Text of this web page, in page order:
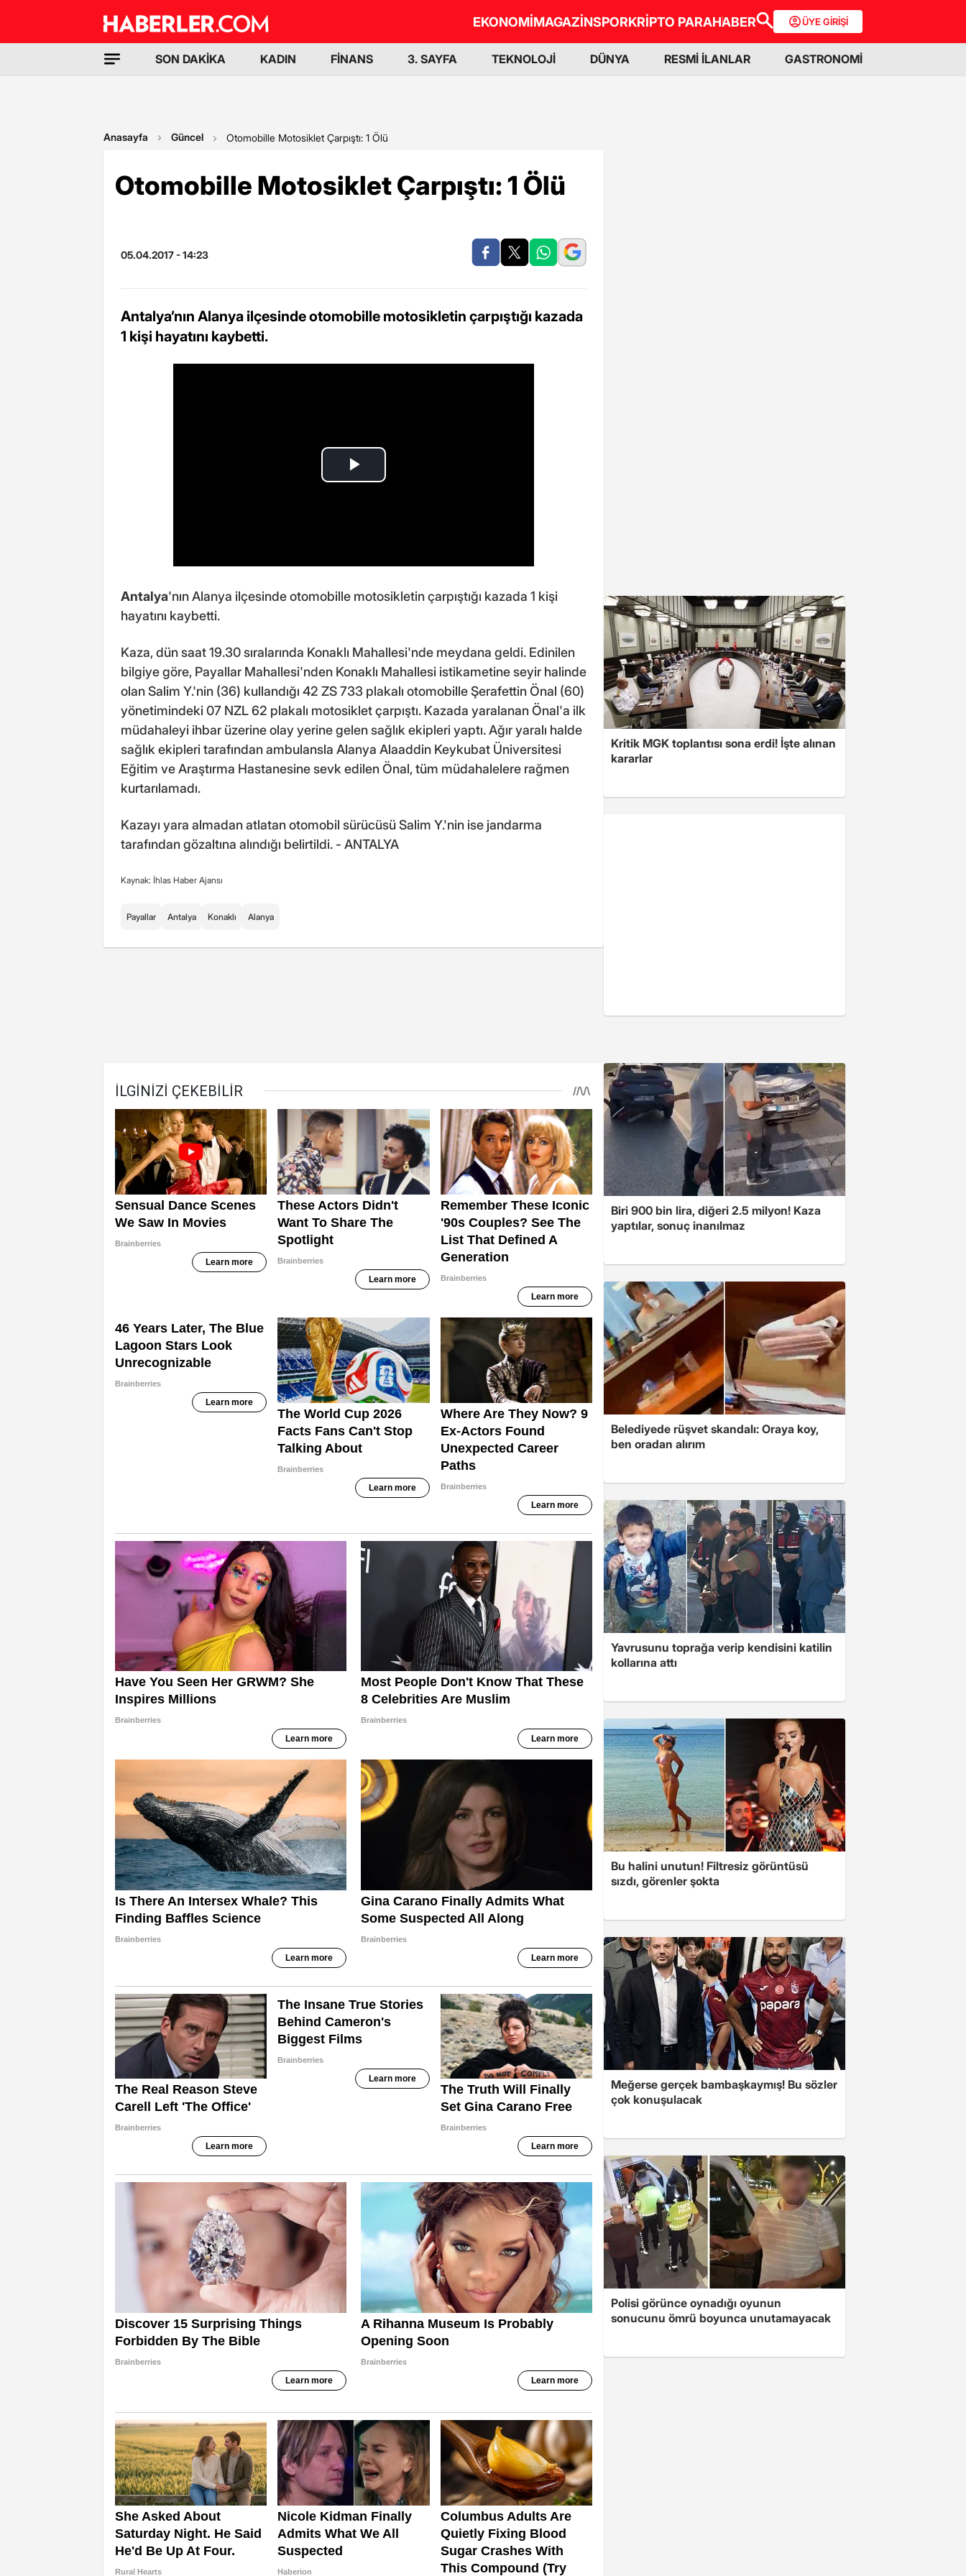
EKONOMİMAGAZİNSPORKRİPTO PARAHABER ÜYE GİRİŞİ
SON DAKİKA KADIN FİNANS 3. SAYFA TEKNOLOJİ DÜNYA RESMİ İLANLAR GASTRONOMİ
Anasayfa Güncel Otomobille Motosiklet Çarpıştı: 1 Ölü
Otomobille Motosiklet Çarpıştı: 1 Ölü
05.04.2017 - 14:23
Antalya’nın Alanya ilçesinde otomobille motosikletin çarpıştığı kazada
1 kişi hayatını kaybetti.
Antalya'nın Alanya ilçesinde otomobille motosikletin çarpıştığı kazada 1 kişi
hayatını kaybetti.
Kaza, dün saat 19.30 sıralarında Konaklı Mahallesi'nde meydana geldi. Edinilen
bilgiye göre, Payallar Mahallesi'nden Konaklı Mahallesi istikametine seyir halinde
olan Salim Y.'nin (36) kullandığı 42 ZS 733 plakalı otomobille Şerafettin Önal (60)
yönetimindeki 07 NZL 62 plakalı motosiklet çarpıştı. Kazada yaralanan Önal'a ilk
müdahaleyi ihbar üzerine olay yerine gelen sağlık ekipleri yaptı. Ağır yaralı halde
sağlık ekipleri tarafından ambulansla Alanya Alaaddin Keykubat Üniversitesi
Eğitim ve Araştırma Hastanesine sevk edilen Önal, tüm müdahalelere rağmen
kurtarılamadı.
Kazayı yara almadan atlatan otomobil sürücüsü Salim Y.'nin ise jandarma
tarafından gözaltına alındığı belirtildi. - ANTALYA
Kaynak: İhlas Haber Ajansı
Payallar Antalya Konaklı Alanya
Kritik MGK toplantısı sona erdi! İşte alınan
kararlar
Biri 900 bin lira, diğeri 2.5 milyon! Kaza
yaptılar, sonuç inanılmaz
Belediyede rüşvet skandalı: Oraya koy,
ben oradan alırım
Yavrusunu toprağa verip kendisini katilin
kollarına attı
Bu halini unutun! Filtresiz görüntüsü
sızdı, görenler şokta
Meğerse gerçek bambaşkaymış! Bu sözler
çok konuşulacak
Polisi görünce oynadığı oyunun
sonucunu ömrü boyunca unutamayacak